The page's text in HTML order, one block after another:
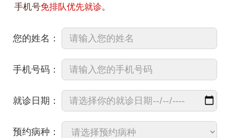
手机号免排队优先就诊。
您的姓名：
手机号码：
就诊日期：
预约病种：